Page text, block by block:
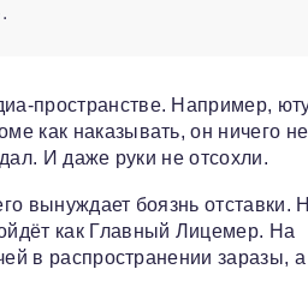
пространстве. Например,
как наказывать, он ничего не
И даже руки не отсохли.
вынуждает боязнь отставки.
как Главный Лицемер. На
в распространении заразы,